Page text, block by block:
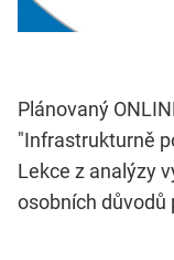
Plánovaný
"Infrastrukturně
Lekce z analýzy
osobních důvodů